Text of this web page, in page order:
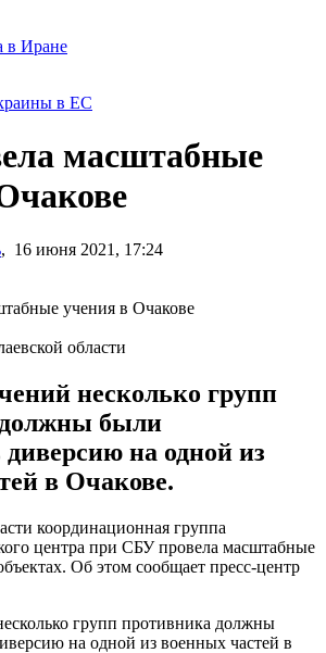
в Иране
в ЕС
масштабные
, 16 июня 2021, 17:24
области
несколько групп
были
на одной из
в Очакове.
координационная группа
центра при СБУ провела масштабные
Об этом сообщает пресс-центр
групп противника должны
на одной из военных частей в